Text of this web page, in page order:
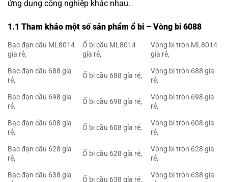
ứng dụng công nghiệp khác nhau.
1.1 Tham khảo một số sản phẩm ổ bi – Vòng bi 6088
Bạc đạn cầu ML8014
gía rẻ,
Ổ bi cầu ML8014
gía rẻ,
Vòng bi tròn ML8014
gía rẻ,
Bạc đạn cầu 688 gía
rẻ,
Ổ bi cầu 688 gía rẻ,
Vòng bi tròn 688 gía
rẻ,
Bạc đạn cầu 698 gía
rẻ,
Ổ bi cầu 698 gía rẻ,
Vòng bi tròn 698 gía
rẻ,
Bạc đạn cầu 608 gía
rẻ,
Ổ bi cầu 608 gía rẻ,
Vòng bi tròn 608 gía
rẻ,
Bạc đạn cầu 628 gía
rẻ,
Ổ bi cầu 628 gía rẻ,
Vòng bi tròn 628 gía
rẻ,
Bạc đạn cầu 638 gía
Ổ bi cầu 638 gía rẻ,
Vòng bi tròn 638 gía